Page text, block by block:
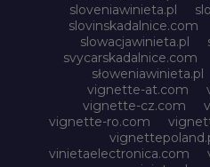
sloveniawinieta.pl
slovinskadalnice.com
slowacjawinieta.pl
svycarskadalnice.com
słoweniawinieta.pl
vignette-at.com
vignette-cz.com
vignette-ro.com
vinietaelectronica.com